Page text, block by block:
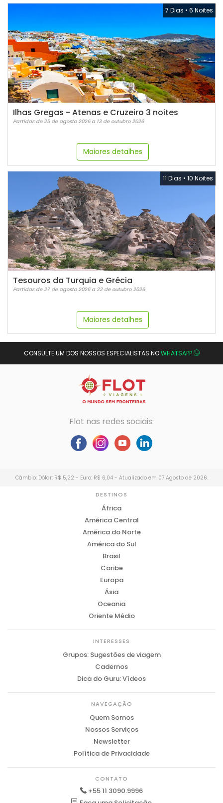
7 Dias • 6 Noites
Ilhas Gregas - Atenas e Cruzeiro 3 noites
Partidas de 25 de agosto 2026 a 13 de outubro 2026
Maiores detalhes
11 Dias • 10 Noites
Tesouros da Turquia e Grécia
Partidas de 27 de agosto 2026 a 22 de outubro 2026
Maiores detalhes
CONSULTE UM DOS NOSSOS ESPECIALISTAS NOWHATSAPP
Flot nas redes sociais:
Câmbio: Dólar: R$ 5,22 - Euro: R$ 6,04 - Atualizado em 07 Agosto de 2026.
DESTINOS
África
América Central
América do Norte
América do Sul
Brasil
Caribe
Europa
Ásia
Oceania
Oriente Médio
INTERESSES
Grupos: Sugestões de viagem
Cadernos
Dica do Guru: Vídeos
NAVEGAÇÃO
Quem Somos
Nossos Serviços
Newsletter
Política de Privacidade
CONTATO
+55 11 3090.9996